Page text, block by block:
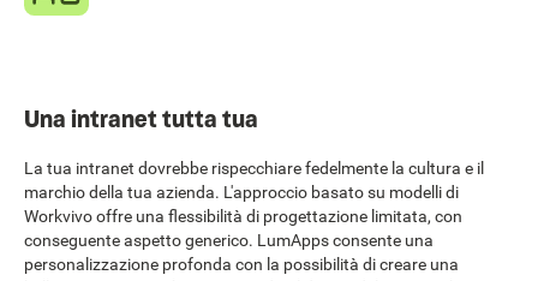
Una intranet tutta tua
La tua intranet dovrebbe rispecchiare fedelmente la cultura e il
marchio della tua azienda. L'approccio basato su modelli di
Workvivo offre una flessibilità di progettazione limitata, con
conseguente aspetto generico. LumApps consente una
personalizzazione profonda con la possibilità di creare una